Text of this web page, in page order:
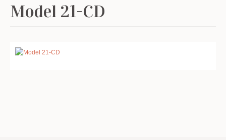
Model 21-CD